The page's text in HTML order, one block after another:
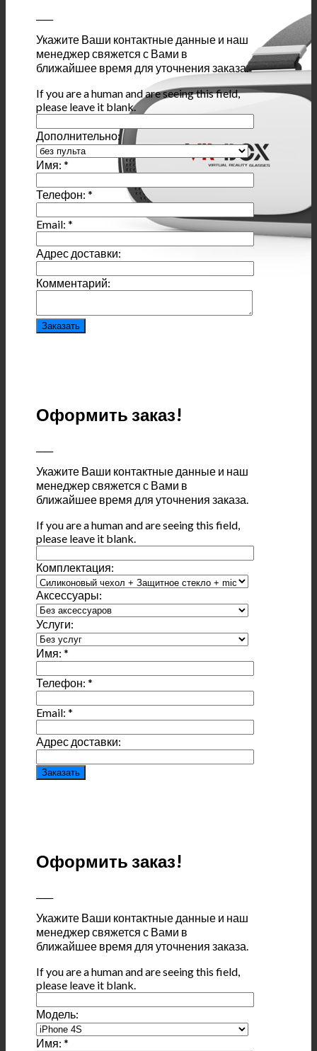
Укажите Ваши контактные данные и наш
менеджер свяжется с Вами в
ближайшее время для уточнения заказа.
If you are a human and are seeing this field,
please leave it blank.
Дополнительно:
Имя:*
Телефон:*
Email:*
Адрес доставки:
Комментарий:
Оформить заказ!
Укажите Ваши контактные данные и наш
менеджер свяжется с Вами в
ближайшее время для уточнения заказа.
If you are a human and are seeing this field,
please leave it blank.
Комплектация:
Аксессуары:
Услуги:
Имя:*
Телефон:*
Email:*
Адрес доставки:
Оформить заказ!
Укажите Ваши контактные данные и наш
менеджер свяжется с Вами в
ближайшее время для уточнения заказа.
If you are a human and are seeing this field,
please leave it blank.
Модель:
Имя:*